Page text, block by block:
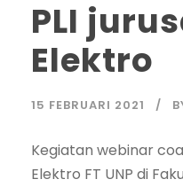
PLI
Elektro
15 FEBRUARI 2021
Kegiatan webinar
Elektro FT UNP di